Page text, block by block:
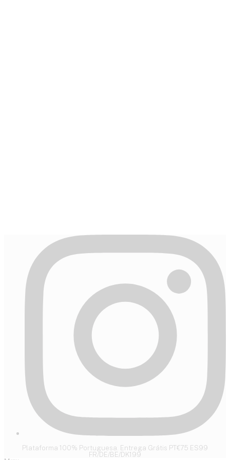
Plataforma 100% Portuguesa. Entrega Grátis PT€75 ES99
FR/DE/BE/DK199